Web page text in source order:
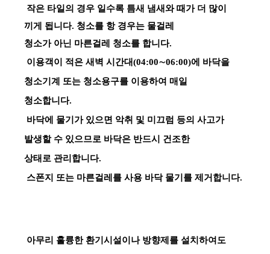
작은 타일의 경우 일수록 틈새 냄새와 때가 더 많이
끼게 됩니다. 청소를 항 경우는 물걸레
청소가 아닌 마른걸레 청소를 합니다.
이용객이 적은 새벽 시간대(04:00∼06:00)에 바닥을
청소기계 또는 청소용구를 이용하여 매일
청소합니다.
바닥에 물기가 있으면 악취 및 미끄럼 등의 사고가
발생할 수 있으므로 바닥은 반드시 건조한
상태로 관리합니다.
스폰지 또는 마른걸레를 사용 바닥 물기를 제거합니다.
아무리 훌륭한 환기시설이나 방향제를 설치하여도